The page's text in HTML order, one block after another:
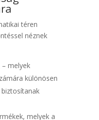
téren
néznek
melyek
különösen
melyek a